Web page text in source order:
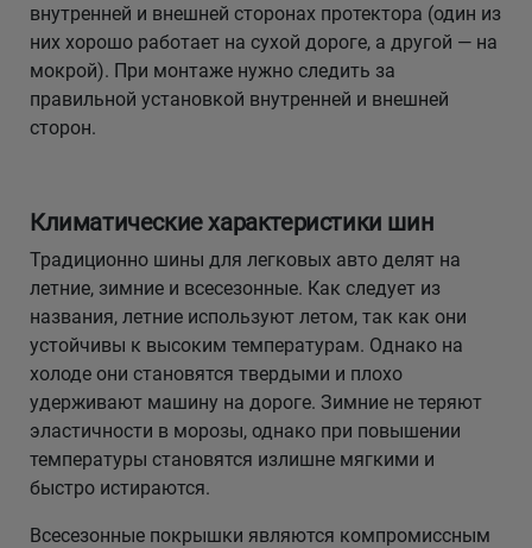
внутренней и внешней сторонах протектора (один из
них хорошо работает на сухой дороге, а другой — на
мокрой). При монтаже нужно следить за
правильной установкой внутренней и внешней
сторон.
Климатические характеристики шин
Традиционно шины для легковых авто делят на
летние, зимние и всесезонные. Как следует из
названия, летние используют летом, так как они
устойчивы к высоким температурам. Однако на
холоде они становятся твердыми и плохо
удерживают машину на дороге. Зимние не теряют
эластичности в морозы, однако при повышении
температуры становятся излишне мягкими и
быстро истираются.
Всесезонные покрышки являются компромиссным